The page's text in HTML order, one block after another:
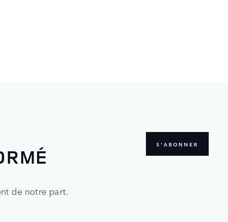
de notre part.
S'ABONNER